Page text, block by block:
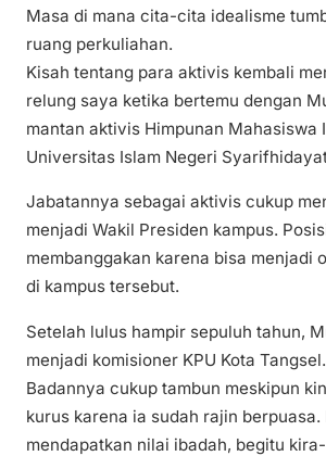
Masa di mana cita-cita idealisme
ruang perkuliahan.
Kisah tentang para aktivis kembali
relung saya ketika bertemu dengan
mantan aktivis Himpunan Mahasiswa
Universitas Islam Negeri
Jabatannya sebagai aktivis cukup
menjadi Wakil Presiden kampus.
membanggakan karena bisa menjadi
di kampus tersebut.
Setelah lulus hampir sepuluh tahun,
menjadi komisioner KPU Kota Tangsel.
Badannya cukup tambun meskipun
kurus karena ia sudah rajin berpuasa.
mendapatkan nilai ibadah, begitu